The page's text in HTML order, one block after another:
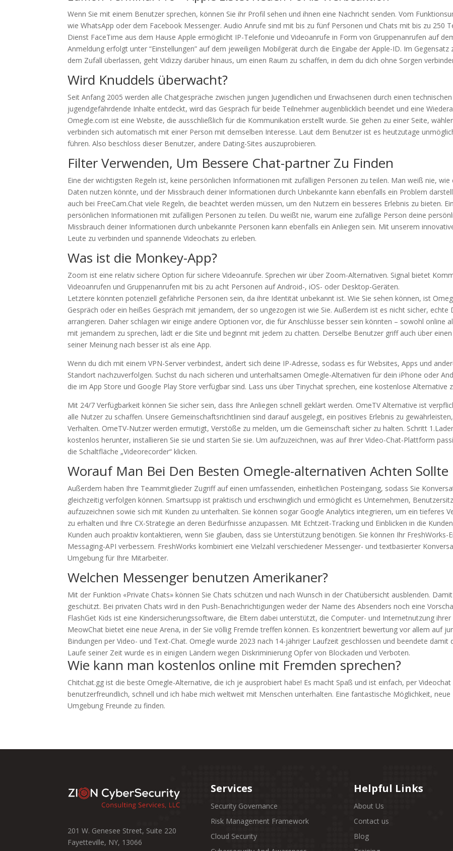
Wenn Sie mit einem Benutzer sprechen, können Sie ihr Profil sehen und ihnen eine Nachricht senden. Vom
wie WhatsApp oder dem Facebook Messenger. Audio Anrufe sind mit bis zu fünf Personen und Chats mit bis zu 250
Dienst FaceTime aus dem Hause Apple ermöglicht IP-Telefonie und Videoanrufe in Form von Gruppenanrufen auf
Anmeldung erfolgt unter “Einstellungen” auf dem jeweiligen Mobilgerät durch die Eingabe der Apple-ID. Im
dem Zufall überlassen, geht Vidizzy darüber hinaus, um einen Raum zu schaffen, in dem du dich ohne Sorgen
Wird Knuddels überwacht?
Seit Anfang 2005 werden alle Chatgespräche zwischen jungen Jugendlichen und Erwachsenen durch einen
jugendgefährdende Inhalte entdeckt, wird das Gespräch für beide Teilnehmer augenblicklich beendet und eine
Omegle.com ist eine Website, die ausschließlich für die Kommunikation erstellt wurde. Sie gehen zu einer Seite,
verbinden sich automatisch mit einer Person mit demselben Interesse. Laut dem Benutzer ist es heutzutage
führen. Also beschloss dieser Benutzer, andere Dating-Sites auszuprobieren.
Filter Verwenden, Um Bessere Chat-partner Zu Finden
Eine der wichtigsten Regeln ist, keine persönlichen Informationen mit zufälligen Personen zu teilen. Man weiß nie,
Daten nutzen könnte, und der Missbrauch deiner Informationen durch Unbekannte kann ebenfalls ein Problem
auch bei FreeCam.Chat viele Regeln, die beachtet werden müssen, um den Nutzern ein besseres Erlebnis zu bieten.
persönlichen Informationen mit zufälligen Personen zu teilen. Du weißt nie, warum eine zufällige Person deine
Missbrauch deiner Informationen durch unbekannte Personen kann ebenfalls ein Anliegen sein. Mit unserem
Leute zu verbinden und spannende Videochats zu erleben.
Was ist die Monkey-App?
Zoom ist eine relativ sichere Option für sichere Videoanrufe. Sprechen wir über Zoom-Alternativen. Signal bietet
Videoanrufen und Gruppenanrufen mit bis zu acht Personen auf Android-, iOS- oder Desktop-Geräten.
Letztere könnten potenziell gefährliche Personen sein, da ihre Identität unbekannt ist. Wie Sie sehen können, ist
Gespräch oder ein heißes Gespräch mit jemandem, der so ungezogen ist wie Sie. Außerdem ist es nicht sicher,
arrangieren. Daher schlagen wir einige andere Optionen vor, die für Anschlüsse besser sein könnten – sowohl online
mit jemandem zu sprechen, lädt er die Site und beginnt mit jedem zu chatten. Derselbe Benutzer griff auch über
seiner Meinung nach besser ist als eine App.
Wenn du dich mit einem VPN-Server verbindest, ändert sich deine IP-Adresse, sodass es für Websites, Apps und
Standort nachzuverfolgen. Suchst du nach sicheren und unterhaltsamen Omegle-Alternativen für dein iPhone oder
die im App Store und Google Play Store verfügbar sind. Lass uns über Tinychat sprechen, eine kostenlose Alternative
Mit 24/7 Verfügbarkeit können Sie sicher sein, dass Ihre Anliegen schnell geklärt werden. OmeTV Alternative ist
alle Nutzer zu schaffen. Unsere Gemeinschaftsrichtlinien sind darauf ausgelegt, ein positives Erlebnis zu
Verhalten. OmeTV-Nutzer werden ermutigt, Verstöße zu melden, um die Gemeinschaft sicher zu halten. Schritt
kostenlos herunter, installieren Sie sie und starten Sie sie. Um aufzuzeichnen, was auf Ihrer Video-Chat-Plattform
die Schaltfläche „Videorecorder“ klicken.
Worauf Man Bei Den Besten Omegle-alternativen Achten Sollte
Außerdem haben Ihre Teammitglieder Zugriff auf einen umfassenden, einheitlichen Posteingang, sodass Sie
gleichzeitig verfolgen können. Smartsupp ist praktisch und erschwinglich und ermöglicht es Unternehmen,
aufzuzeichnen sowie sich mit Kunden zu unterhalten. Sie können sogar Google Analytics integrieren, um ein tieferes
zu erhalten und Ihre CX-Strategie an deren Bedürfnisse anzupassen. Mit Echtzeit-Tracking und Einblicken in die
Kunden auch proaktiv kontaktieren, wenn Sie glauben, dass sie Unterstützung benötigen. Sie können Ihr
Messaging-API verbessern. FreshWorks kombiniert eine Vielzahl verschiedener Messenger- und textbasierter
Umgebung für Ihre Mitarbeiter.
Welchen Messenger benutzen Amerikaner?
Mit der Funktion «Private Chats» können Sie Chats schützen und nach Wunsch in der Chatübersicht ausblenden.
geschützt. Bei privaten Chats wird in den Push-Benachrichtigungen weder der Name des Absenders noch eine
FlashGet Kids ist eine Kindersicherungssoftware, die Eltern dabei unterstützt, die Computer- und Internetnutzung
MeowChat bietet eine neue Arena, in der Sie völlig Fremde treffen können. Es konzentriert bewertung vor allem auf
Bindungen per Video- und Text-Chat. Omegle wurde 2023 nach 14-jähriger Laufzeit geschlossen und beendete damit
Laufe seiner Zeit wurde es in einigen Ländern wegen Diskriminierung Opfer von Blockaden und Verboten.
Wie kann man kostenlos online mit Fremden sprechen?
Chitchat.gg ist die beste Omegle-Alternative, die ich je ausprobiert habe! Es macht Spaß und ist einfach, per
benutzerfreundlich, schnell und ich habe mich weltweit mit Menschen unterhalten. Eine fantastische Möglichkeit,
Umgebung Freunde zu finden.
201 W. Genesee Street, Suite 220
Fayetteville, NY, 13066
Services
Security Governance
Risk Management Framework
Cloud Security
Helpful Links
About Us
Contact us
Blog